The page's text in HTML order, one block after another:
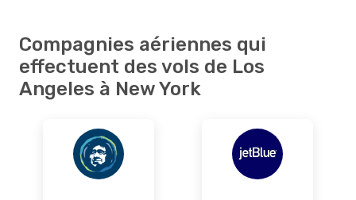
Compagnies aériennes qui
effectuent des vols de Los
Angeles à New York